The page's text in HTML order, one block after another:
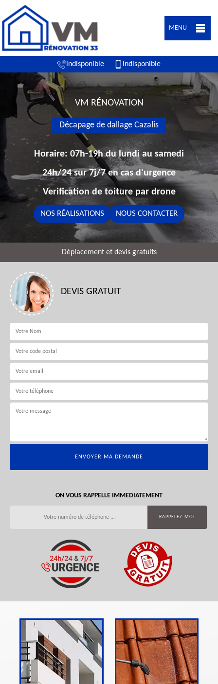
MENU
indisponible indisponible
VM RÉNOVATION
Décapage de dallage Cazalis
Horaire: 07h-19h du lundi au samedi
24h/24 sur 7j/7 en cas d'urgence
Verification de toiture par drone
NOS RÉALISATIONS NOUS CONTACTER
Déplacement et devis gratuits
DEVIS GRATUIT
ON VOUS RAPPELLE IMMEDIATEMENT